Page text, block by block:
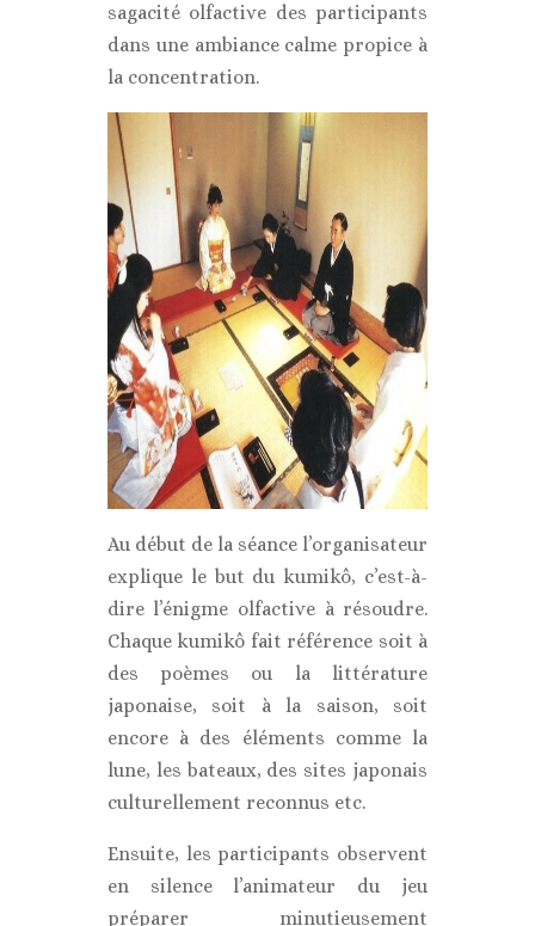
sagacité olfactive des participants
dans une ambiance calme propice à
la concentration.
Au début de la séance l’organisateur
explique le but du kumikô, c’est-à-
dire l’énigme olfactive à résoudre.
Chaque kumikô fait référence soit à
des poèmes ou la littérature
japonaise, soit à la saison, soit
encore à des éléments comme la
lune, les bateaux, des sites japonais
culturellement reconnus etc.
Ensuite, les participants observent
en silence l’animateur du jeu
préparer minutieusement